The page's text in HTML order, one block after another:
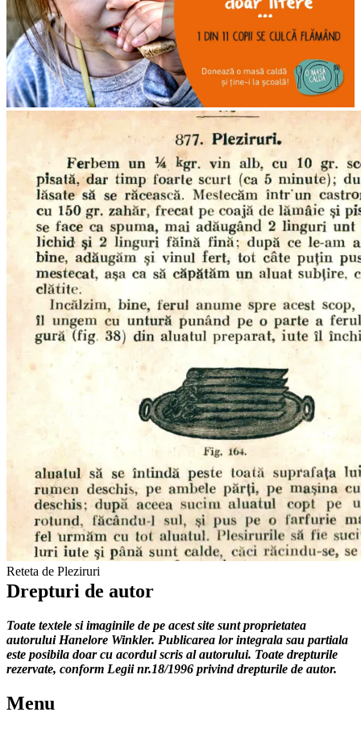
Reteta de Pleziruri
Drepturi de autor
Toate textele si imaginile de pe acest site sunt proprietatea
autorului Hanelore Winkler. Publicarea lor integrala sau partiala
este posibila doar cu acordul scris al autorului. Toate drepturile
rezervate, conform Legii nr.18/1996 privind drepturile de autor.
Menu